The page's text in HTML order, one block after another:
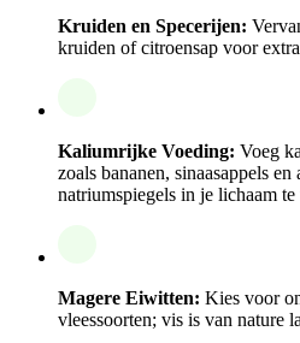
Kruiden en Specerijen:
kruiden of citroensap voor
Kaliumrijke Voeding: Voeg
zoals bananen, sinaasappels
natriumspiegels in je lichaam te
Magere Eiwitten: Kies voor
vleessoorten; vis is van nature